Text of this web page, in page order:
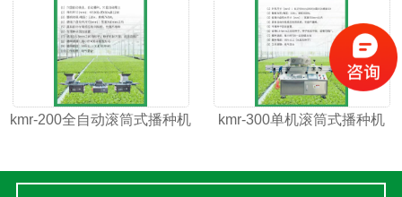
kmr-200全自动滚筒式播种机 kmr-300单机滚筒式播种机